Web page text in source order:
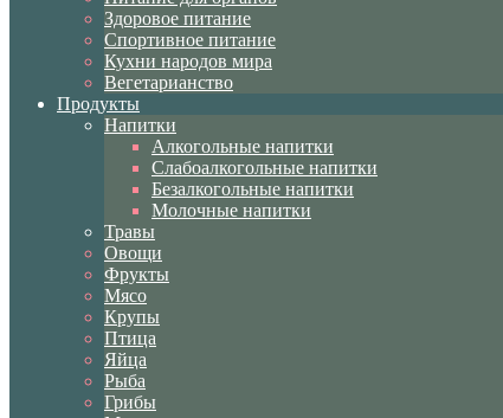
Здоровое питание
Спортивное питание
Кухни народов мира
Вегетарианство
Продукты
Напитки
Алкогольные напитки
Слабоалкогольные напитки
Безалкогольные напитки
Молочные напитки
Травы
Овощи
Фрукты
Мясо
Крупы
Птица
Яйца
Рыба
Грибы